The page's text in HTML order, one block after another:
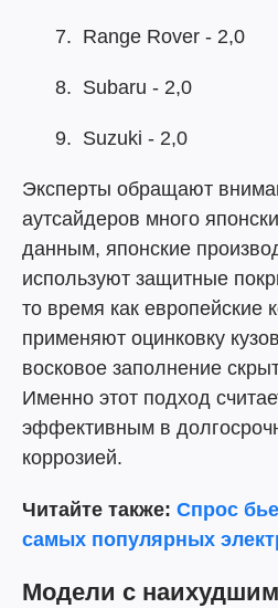
Range Rover - 2,0
Subaru - 2,0
Suzuki - 2,0
Эксперты обращают
аутсайдеров много
данным, японские
используют защитные
то время как европейские
применяют оцинковку
восковое заполнение
Именно этот подход
эффективным в
коррозией.
Читайте также: Спрос
самых популярных
Модели с